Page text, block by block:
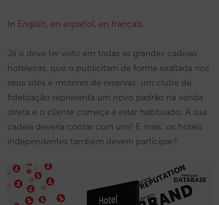
In English, en español, en français.
Já o deve ter visto em todas as grandes cadeias
hoteleiras, que o publicitam de forma exaltada nos
seus sites e motores de reservas: um clube de
fidelização representa um novo padrão na venda
direta e o cliente começa a estar habituado; A sua
cadeia deveria contar com um? E mais: os hotéis
independentes também devem participar?